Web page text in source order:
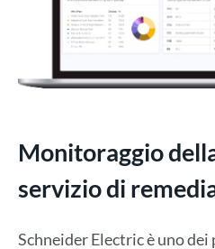
Monitoraggio
servizio di
Schneider Electric è uno